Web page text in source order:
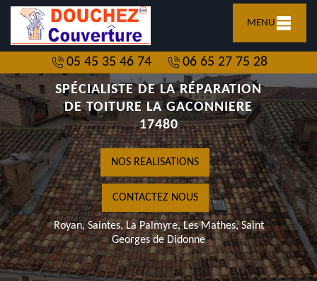
MENU
05 45 35 46 74
06 65 27 75 28
SPÉCIALISTE DE LA RÉPARATION
DE TOITURE LA GACONNIERE
17480
NOS REALISATIONS
CONTACTEZ NOUS
Royan, Saintes, La Palmyre, Les Mathes, Saint
Georges de Didonne